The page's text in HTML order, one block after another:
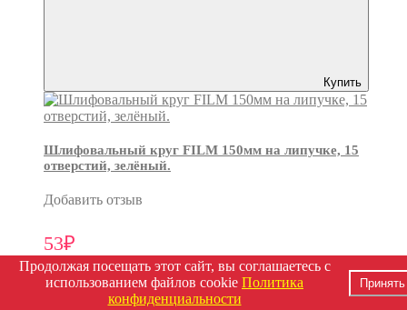
Купить
Шлифовальный круг FILM 150мм на липучке, 15
отверстий, зелёный.
Добавить отзыв
53₽
Продолжая посещать этот сайт, вы соглашаетесь с
использованием файлов cookie Политика
конфиденциальности
Принять